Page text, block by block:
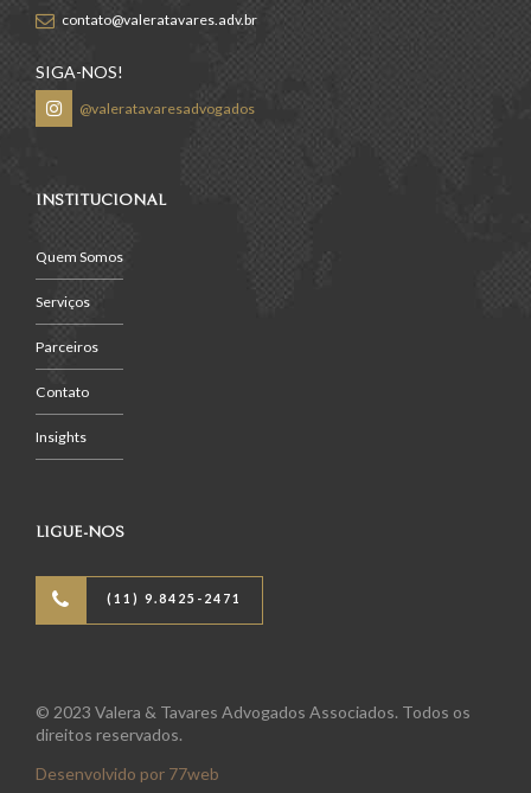
contato@valeratavares.adv.br
SIGA-NOS!
@valeratavaresadvogados
INSTITUCIONAL
Quem Somos
Serviços
Parceiros
Contato
Insights
LIGUE-NOS
(11) 9.8425-2471
© 2023 Valera & Tavares Advogados Associados. Todos os
direitos reservados.
Desenvolvido por 77web